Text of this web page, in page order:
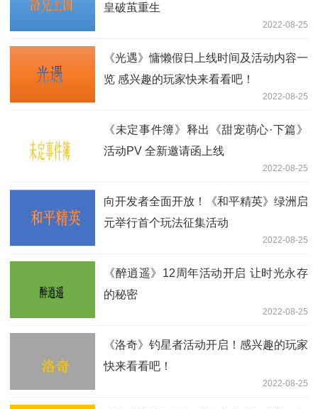
皇破茧重生
2022-08-25
《光遇》慵懒假日上线时间及活动内容一
览 感兴趣的玩家快来看看吧！
2022-08-25
《未定事件簿》释出《甜宠萌心·下篇》
活动PV 全新邀请函上线
2022-08-25
向开发者全面开放！《和平精英》绿洲启
元举行首个玩法征集活动
2022-08-25
《醉逍遥》12周年活动开启 让时光永存
的秘密
2022-08-25
《洛奇》钓星者活动开启！感兴趣的玩家
快来看看吧！
2022-08-25